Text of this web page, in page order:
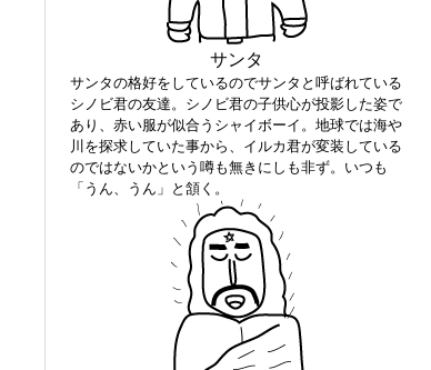
サンタ
サンタの格好をしているのでサンタと呼ばれている
シノビ君の友達。シノビ君の子供心が投影した姿で
あり、赤い服が似合うシャイボーイ。地球では海や
川を探求していた事から、イルカ君が変装している
のではないかという噂も無きにしも非ず。いつも
「うん、うん」と頷く。